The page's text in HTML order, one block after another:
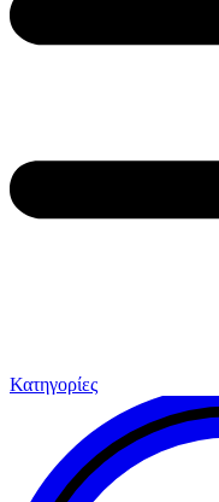
Κατηγορίες